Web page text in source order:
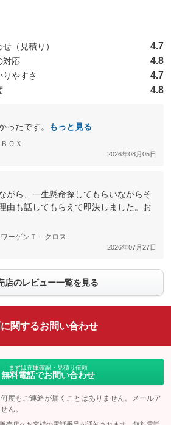
満点中）
（見積り） 4.7
対応 4.8
やすさ 4.7
4.8
ったです。 もっと見る
ＯＸ
2026年08月05日
がら、一生懸命探してもらいながらそ
由も話してもらえて即決しました。お
ーゲンＴ－クロス
2026年07月27日
店のレビュー一覧を見る
関するお問い合わせ
まずは在庫確認・見積り依頼
無料電話でお問い合わせ
度もご連絡が届くことはありません。メールア
ん。